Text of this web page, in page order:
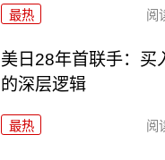
最热 阅
美日28年首联手：买
的深层逻辑
最热 阅